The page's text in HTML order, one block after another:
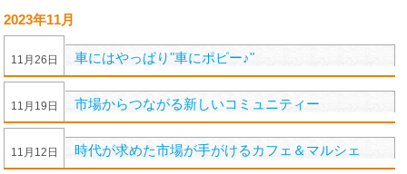
2023年11月
11 月 26 日 車にはやっぱり"車にポピー♪"
11 月 19 日 市場からつながる新しいコミュニティー
11 月 12 日 時代が求めた市場が手がけるカフェ＆マルシェ